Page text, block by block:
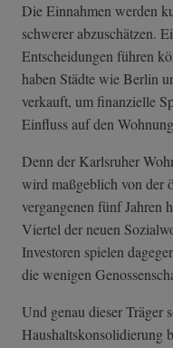
Die Einnahmen werden
schwerer abzuschätzen.
Entscheidungen führen
haben Städte wie Berlin
verkauft, um finanzielle
Einfluss auf den
Denn der Karlsruher
wird maßgeblich von der
vergangenen fünf Jahren
Viertel der neuen
Investoren spielen
die wenigen
Und genau dieser Träger
Haushaltskonsolidierung